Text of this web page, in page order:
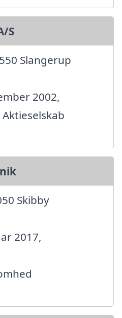
S
Slangerup
2002,
Skibby
2017,